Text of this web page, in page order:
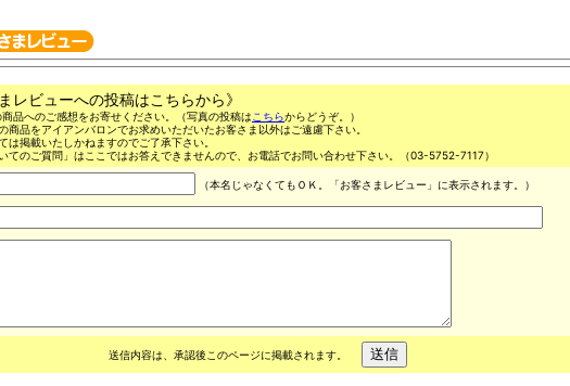
レビューへの投稿はこちらから》
商品へのご感想をお寄せください。（写真の投稿は こちらからどうぞ。）
商品をアイアンバロンでお求めいただいたお客さま以外はご遠慮下さい。
は掲載いたしかねますのでご了承下さい。
てのご質問」はここではお答えできませんので、お電話でお問い合わせ下さい。（03-5752-7117）
（本名じゃなくてもＯＫ。「お客さまレビュー」に表示されます。）
送信内容は、承認後このページに掲載されます。